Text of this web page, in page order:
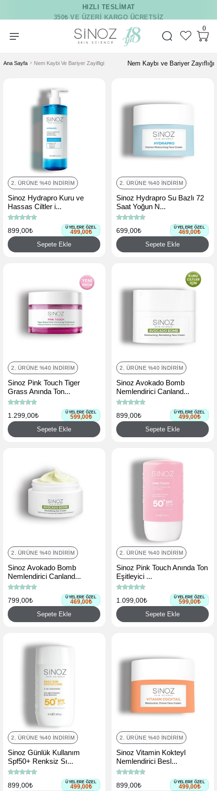
350₺ VE ÜZERI KARGO ÜCRETSIZ
0
Ana Sayfa Nem Kaybi Ve Bariyer Zayifligi Nem Kaybı ve Bariyer Zayıflığı
2. ÜRÜNE %40 İNDIRIM
Sinoz Hydrapro Kuru ve
Hassas Ciltler i...
899,00₺ ÜYELERE ÖZEL
499,00₺
Sepete Ekle
2. ÜRÜNE %40 İNDIRIM
Sinoz Hydrapro Su Bazlı 72
Saat Yoğun N...
699,00₺ ÜYELERE ÖZEL
469,00₺
Sepete Ekle
2. ÜRÜNE %40 İNDIRIM
Sinoz Pink Touch Tiger
Grass Anında Ton...
1.299,00₺ ÜYELERE ÖZEL
599,00₺
Sepete Ekle
2. ÜRÜNE %40 İNDIRIM
Sinoz Avokado Bomb
Nemlendirici Canland...
899,00₺ ÜYELERE ÖZEL
499,00₺
Sepete Ekle
2. ÜRÜNE %40 İNDIRIM
Sinoz Avokado Bomb
Nemlendirici Canland...
799,00₺ ÜYELERE ÖZEL
469,00₺
Sepete Ekle
2. ÜRÜNE %40 İNDIRIM
Sinoz Pink Touch Anında Ton
Eşitleyici ...
1.099,00₺ ÜYELERE ÖZEL
599,00₺
Sepete Ekle
2. ÜRÜNE %40 İNDIRIM
Sinoz Günlük Kullanım
Spf50+ Renksiz Sı...
899,00₺ ÜYELERE ÖZEL
499,00₺
2. ÜRÜNE %40 İNDIRIM
Sinoz Vitamin Kokteyl
Nemlendirici Besl...
899,00₺ ÜYELERE ÖZEL
499,00₺